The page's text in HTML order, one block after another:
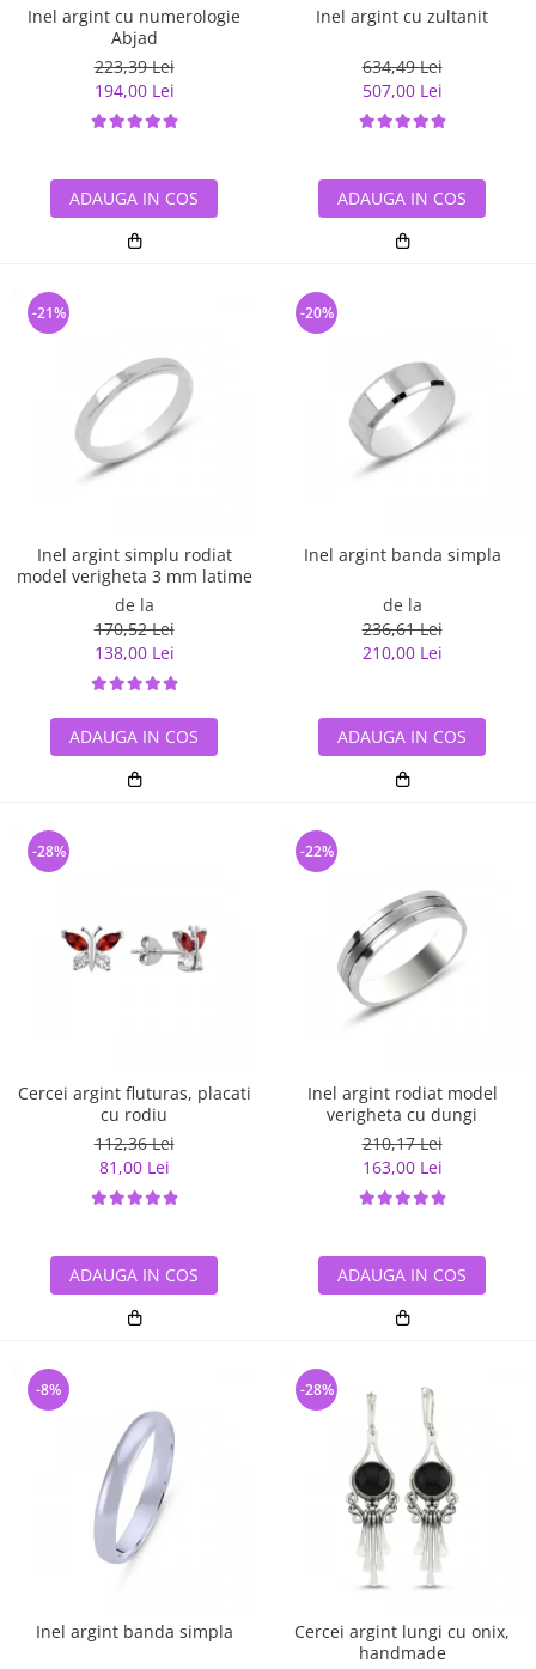
Inel argint cu numerologie
Abjad
223,39 Lei
194,00 Lei
ADAUGA IN COS
Inel argint cu zultanit
634,49 Lei
507,00 Lei
ADAUGA IN COS
Inel argint simplu rodiat
model verigheta 3 mm latime
de la
170,52 Lei
138,00 Lei
-21%
ADAUGA IN COS
Inel argint banda simpla
de la
236,61 Lei
210,00 Lei
-20%
ADAUGA IN COS
Cercei argint fluturas, placati
cu rodiu
112,36 Lei
81,00 Lei
-28%
ADAUGA IN COS
Inel argint rodiat model
verigheta cu dungi
210,17 Lei
163,00 Lei
-22%
ADAUGA IN COS
Inel argint banda simpla
-8%
Cercei argint lungi cu onix,
handmade
-28%